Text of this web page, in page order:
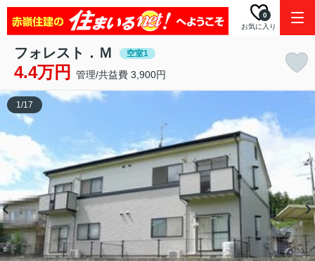
お気に入り
0
フォレスト．Ｍ 空室1
4.4万円 管理/共益費 3,900円
1/17